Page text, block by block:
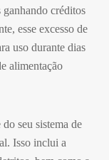
ganhando créditos
esse excesso de
uso durante dias
alimentação
seu sistema de
Isso inclui a